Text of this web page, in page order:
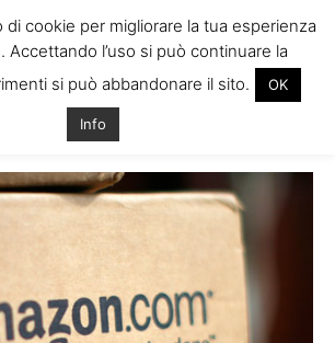
2014 lavoro
cookie per migliorare la tua esperienza
Accettando l’uso si può continuare la
si può abbandonare il sito.
OK
Info